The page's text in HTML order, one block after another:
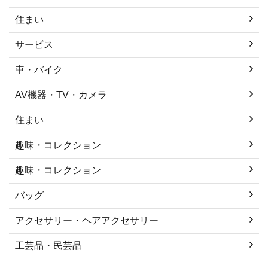
住まい
サービス
車・バイク
AV機器・TV・カメラ
住まい
趣味・コレクション
趣味・コレクション
バッグ
アクセサリー・ヘアアクセサリー
工芸品・民芸品